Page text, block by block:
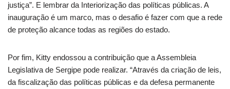
justiça”. E lembrar da Interiorização das políticas públicas. A
inauguração é um marco, mas o desafio é fazer com que a rede
de proteção alcance todas as regiões do estado.
Por fim, Kitty endossou a contribuição que a Assembleia
Legislativa de Sergipe pode realizar. “Através da criação de leis,
da fiscalização das políticas públicas e da defesa permanente